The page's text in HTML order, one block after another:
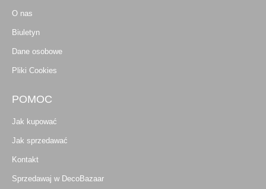
O nas
Biuletyn
Dane osobowe
Pliki Cookies
POMOC
Jak kupować
Jak sprzedawać
Kontakt
Sprzedawaj w DecoBazaar